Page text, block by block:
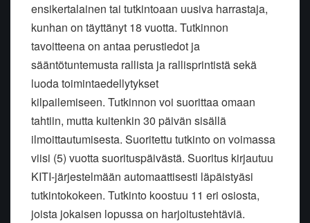
ensikertalainen tai tutkintoaan uusiva harrastaja,
kunhan on täyttänyt 18 vuotta. Tutkinnon
tavoitteena on antaa perustiedot ja
sääntötuntemusta rallista ja rallisprintistä sekä
luoda toimintaedellytykset
kilpailemiseen. Tutkinnon voi suorittaa omaan
tahtiin, mutta kuitenkin 30 päivän sisällä
ilmoittautumisesta. Suoritettu tutkinto on voimassa
viisi (5) vuotta suorituspäivästä. Suoritus kirjautuu
KITI-järjestelmään automaattisesti läpäistyäsi
tutkintokokeen. Tutkinto koostuu 11 eri osiosta,
joista jokaisen lopussa on harjoitustehtäviä.